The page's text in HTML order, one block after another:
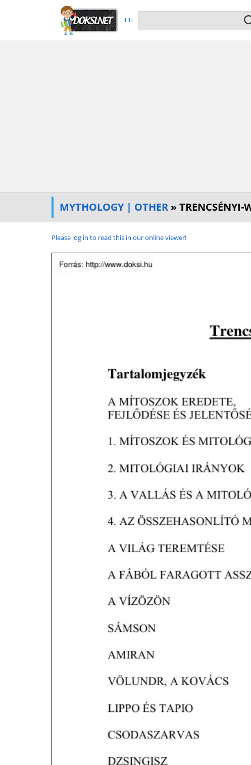
HU
MYTHOLOGY | OTHER » TRENCSÉNYI-
Please log in to read this in our online viewer!